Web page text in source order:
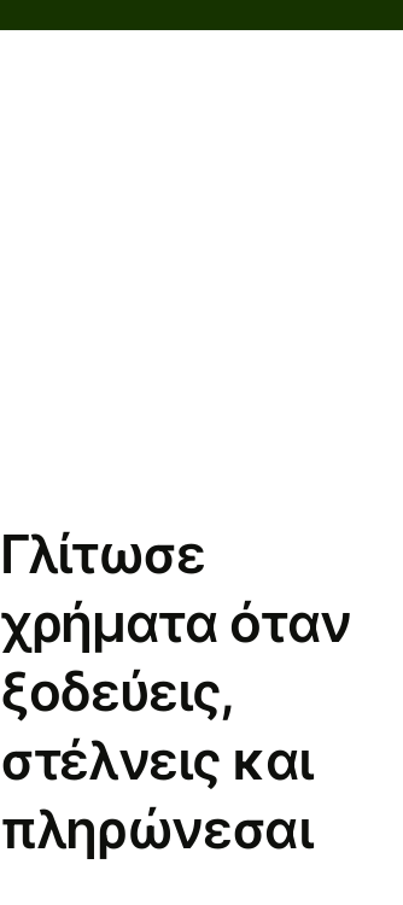
Γλίτωσε
χρήματα όταν
ξοδεύεις,
στέλνεις και
πληρώνεσαι